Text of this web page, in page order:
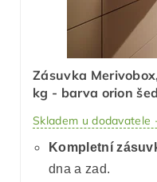
Zásuvka
kg - barva orion
Skladem u dodavatele
Kompletní
dna a zad.